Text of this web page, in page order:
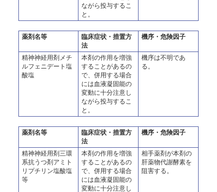
ながら投与するこ
と。
薬剤名等
臨床症状・措置方
法
機序・危険因子
精神神経用剤メチ
ルフェニデート塩
酸塩
本剤の作用を増強
することがあるの
で、併用する場合
には血液凝固能の
変動に十分注意し
ながら投与するこ
と。
機序は不明であ
る。
薬剤名等
臨床症状・措置方
法
機序・危険因子
精神神経用剤三環
系抗うつ剤アミト
リプチリン塩酸塩
等
本剤の作用を増強
することがあるの
で、併用する場合
には血液凝固能の
変動に十分注意し
相手薬剤が本剤の
肝薬物代謝酵素を
阻害する。